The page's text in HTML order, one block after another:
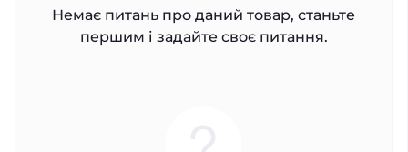
Немає питань про даний товар, станьте
першим і задайте своє питання.